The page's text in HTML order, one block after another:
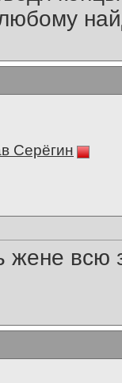
Серёгин
жене всю